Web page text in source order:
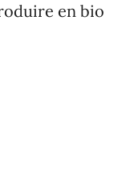
en bio